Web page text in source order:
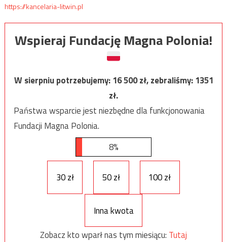
https://kancelaria-litwin.pl
Wspieraj Fundację Magna Polonia!
W sierpniu potrzebujemy:16 500zł, zebraliśmy:1351
zł.
Państwa wsparcie jest niezbędne dla funkcjonowania
Fundacji Magna Polonia.
8%
30 zł 50 zł 100 zł
Inna kwota
Zobacz kto wparł nas tym miesiącu: Tutaj